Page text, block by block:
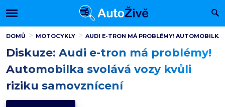
DOMŮ MOTOCYKLY AUDI E-TRON MÁ PROBLÉMY!
Diskuze: Audi e-tron má problémy!
Automobilka svolává vozy kvůli
riziku samovznícení